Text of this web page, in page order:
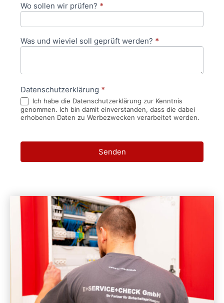
Wo sollen wir prüfen? *
Was und wieviel soll geprüft werden? *
Datenschutzerklärung *
Ich habe die Datenschutzerklärung zur Kenntnis
genommen. Ich bin damit einverstanden, dass die dabei
erhobenen Daten zu Werbezwecken verarbeitet werden.
Senden